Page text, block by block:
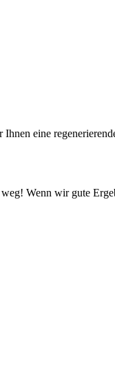
eine
Wenn wir gute